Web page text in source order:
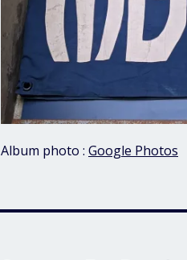
Album photo : Google Photos